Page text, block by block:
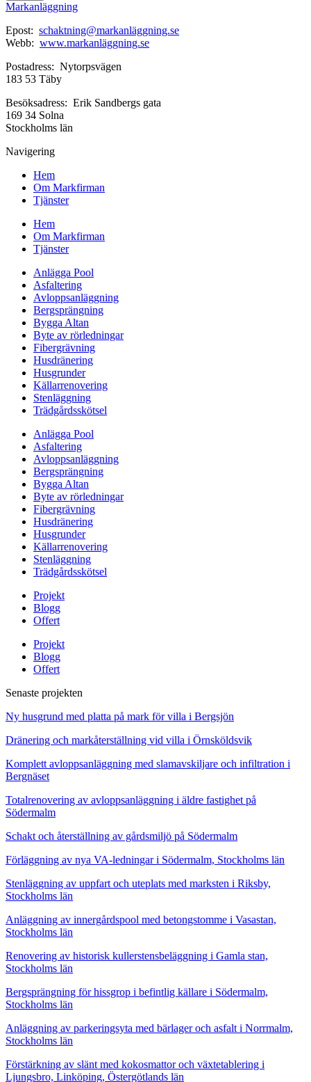
Markanläggning
Epost: schaktning@markanläggning.se
Webb: www.markanläggning.se
Postadress: Nytorpsvägen
183 53 Täby
Besöksadress: Erik Sandbergs gata
169 34 Solna
Stockholms län
Navigering
Hem
Om Markfirman
Tjänster
Hem
Om Markfirman
Tjänster
Anlägga Pool
Asfaltering
Avloppsanläggning
Bergsprängning
Bygga Altan
Byte av rörledningar
Fibergrävning
Husdränering
Husgrunder
Källarrenovering
Stenläggning
Trädgårdsskötsel
Anlägga Pool
Asfaltering
Avloppsanläggning
Bergsprängning
Bygga Altan
Byte av rörledningar
Fibergrävning
Husdränering
Husgrunder
Källarrenovering
Stenläggning
Trädgårdsskötsel
Projekt
Blogg
Offert
Projekt
Blogg
Offert
Senaste projekten
Ny husgrund med platta på mark för villa i Bergsjön
Dränering och markåterställning vid villa i Örnsköldsvik
Komplett avloppsanläggning med slamavskiljare och infiltration i
Bergnäset
Totalrenovering av avloppsanläggning i äldre fastighet på
Södermalm
Schakt och återställning av gårdsmiljö på Södermalm
Förläggning av nya VA-ledningar i Södermalm, Stockholms län
Stenläggning av uppfart och uteplats med marksten i Riksby,
Stockholms län
Anläggning av innergårdspool med betongstomme i Vasastan,
Stockholms län
Renovering av historisk kullerstensbeläggning i Gamla stan,
Stockholms län
Bergsprängning för hissgrop i befintlig källare i Södermalm,
Stockholms län
Anläggning av parkeringsyta med bärlager och asfalt i Norrmalm,
Stockholms län
Förstärkning av slänt med kokosmattor och växtetablering i
Ljungsbro, Linköping, Östergötlands län